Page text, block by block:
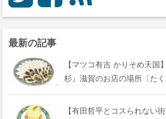
最新の記事
【マツコ有吉 かりそめ天国
杉』滋賀のお店の場所〔たく
【有田哲平とコスられない